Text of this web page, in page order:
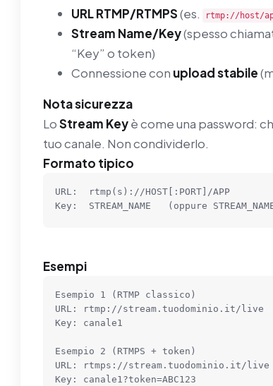
URL RTMP/RTMPS(es. rtmp://host/
Stream Name/Key(spesso
“Key” o token)
Connessione con upload stabile
Nota sicurezza
LoStream Keyè come una password:
tuo canale. Non condividerlo.
Formato tipico
URL:  rtmp(s)://HOST[:PORT]/APP
Key:  STREAM_NAME   (oppure
Esempi
Esempio 1 (RTMP classico)
URL: rtmp://stream.tuodominio.it/live
Key: canale1
Esempio 2 (RTMPS + token)
URL: rtmps://stream.tuodominio.it/live
Key: canale1?token=ABC123